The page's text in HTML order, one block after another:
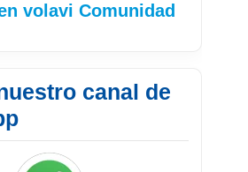
volavi Comunidad
canal de